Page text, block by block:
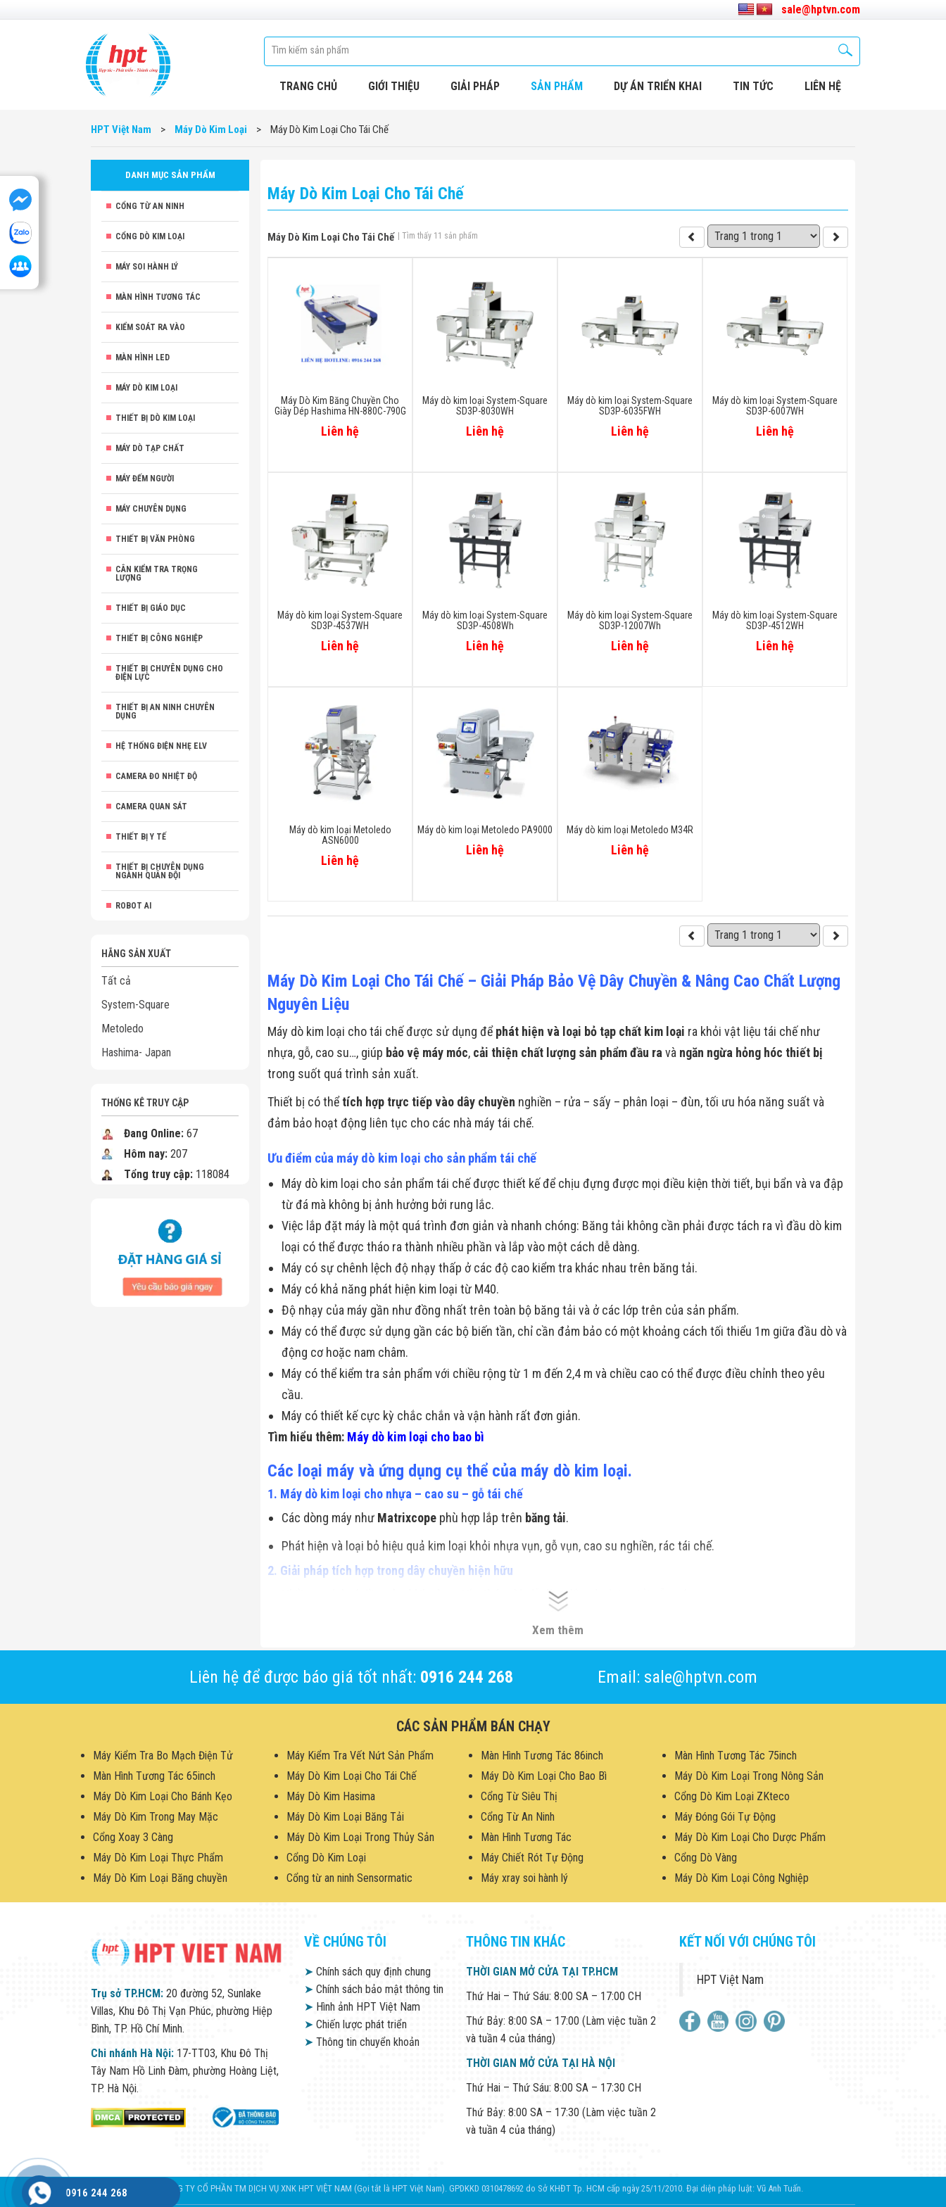
sale@hptvn.com
TRANG CHỦ GIỚI THIỆU GIẢI PHÁP SẢN PHẨM DỰ ÁN TRIỂN KHAI TIN TỨC LIÊN HỆ
HPT Việt Nam > Máy Dò Kim Loại > Máy Dò Kim Loại Cho Tái Chế
DANH MỤC SẢN PHẨM
CỔNG TỪ AN NINH
CỔNG DÒ KIM LOẠI
MÁY SOI HÀNH LÝ
MÀN HÌNH TƯƠNG TÁC
KIỂM SOÁT RA VÀO
MÀN HÌNH LED
MÁY DÒ KIM LOẠI
THIẾT BỊ DÒ KIM LOẠI
MÁY DÒ TẠP CHẤT
MÁY ĐẾM NGƯỜI
MÁY CHUYÊN DỤNG
THIẾT BỊ VĂN PHÒNG
CÂN KIỂM TRA TRỌNG
LƯỢNG
THIẾT BỊ GIÁO DỤC
THIẾT BỊ CÔNG NGHIỆP
THIẾT BỊ CHUYÊN DỤNG CHO
ĐIỆN LỰC
THIẾT BỊ AN NINH CHUYÊN
DỤNG
HỆ THỐNG ĐIỆN NHẸ ELV
CAMERA ĐO NHIỆT ĐỘ
CAMERA QUAN SÁT
THIẾT BỊ Y TẾ
THIẾT BỊ CHUYÊN DỤNG
NGÀNH QUÂN ĐỘI
ROBOT AI
HÃNG SẢN XUẤT
Tất cả
System-Square
Metoledo
Hashima- Japan
THỐNG KÊ TRUY CẬP
Đang Online: 67
Hôm nay: 207
Tổng truy cập: 118084
Máy Dò Kim Loại Cho Tái Chế
Máy Dò Kim Loại Cho Tái Chế | Tìm thấy 11 sản phẩm
Máy Dò Kim Băng Chuyền Cho
Giày Dép Hashima HN-880C-790G
Liên hệ
Máy dò kim loại System-Square
SD3P-8030WH
Liên hệ
Máy dò kim loại System-Square
SD3P-6035FWH
Liên hệ
Máy dò kim loại System-Square
SD3P-6007WH
Liên hệ
Máy dò kim loại System-Square
SD3P-4537WH
Liên hệ
Máy dò kim loại System-Square
SD3P-4508Wh
Liên hệ
Máy dò kim loại System-Square
SD3P-12007Wh
Liên hệ
Máy dò kim loại System-Square
SD3P-4512WH
Liên hệ
Máy dò kim loại Metoledo
ASN6000
Liên hệ
Máy dò kim loại Metoledo PA9000
Liên hệ
Máy dò kim loại Metoledo M34R
Liên hệ
Máy Dò Kim Loại Cho Tái Chế – Giải Pháp Bảo Vệ Dây Chuyền & Nâng Cao Chất Lượng
Nguyên Liệu
Máy dò kim loại cho tái chế được sử dụng đểphát hiện và loại bỏ tạp chất kim loại ra khỏi vật liệu tái chế như
nhựa, gỗ, cao su…, giúp bảo vệ máy móc, cải thiện chất lượng sản phẩm đầu ra và ngăn ngừa hỏng hóc thiết bị
trong suốt quá trình sản xuất.
Thiết bị có thểtích hợp trực tiếp vào dây chuyền nghiền – rửa – sấy – phân loại – đùn, tối ưu hóa năng suất và
đảm bảo hoạt động liên tục cho các nhà máy tái chế.
Ưu điểm của máy dò kim loại cho sản phẩm tái chế
Máy dò kim loại cho sản phẩm tái chế được thiết kế để chịu đựng được mọi điều kiện thời tiết, bụi bẩn và va đập
từ đá mà không bị ảnh hưởng bởi rung lắc.
Việc lắp đặt máy là một quá trình đơn giản và nhanh chóng: Băng tải không cần phải được tách ra vì đầu dò kim
loại có thể được tháo ra thành nhiều phần và lắp vào một cách dễ dàng.
Máy có sự chênh lệch độ nhạy thấp ở các độ cao kiểm tra khác nhau trên băng tải.
Máy có khả năng phát hiện kim loại từ M40.
Độ nhạy của máy gần như đồng nhất trên toàn bộ băng tải và ở các lớp trên của sản phẩm.
Máy có thể được sử dụng gần các bộ biến tần, chỉ cần đảm bảo có một khoảng cách tối thiểu 1m giữa đầu dò và
động cơ hoặc nam châm.
Máy có thể kiểm tra sản phẩm với chiều rộng từ 1 m đến 2,4 m và chiều cao có thể được điều chỉnh theo yêu
cầu.
Máy có thiết kế cực kỳ chắc chắn và vận hành rất đơn giản.
Tìm hiểu thêm: Máy dò kim loại cho bao bì
Các loại máy và ứng dụng cụ thể của máy dò kim loại.
1. Máy dò kim loại cho nhựa – cao su – gỗ tái chế
Các dòng máy như Matrixcope phù hợp lắp trên băng tải.
Phát hiện và loại bỏ hiệu quả kim loại khỏi nhựa vụn, gỗ vụn, cao su nghiền, rác tái chế.
2. Giải pháp tích hợp trong dây chuyền hiện hữu
, dễ dàng lắp vào băng tải sẵn có.
Không cần thay đổi cấu trúc dây chuyền, tiết kiệm chi phí đầu tư và thời gian dừng máy.
Xem thêm
Liên hệ để được báo giá tốt nhất: 0916 244 268 Email: sale@hptvn.com
CÁC SẢN PHẨM BÁN CHẠY
Máy Kiểm Tra Bo Mạch Điện Tử Máy Kiểm Tra Vết Nứt Sản Phẩm Màn Hình Tương Tác 86inch
Màn Hình Tương Tác 75inch
Màn Hình Tương Tác 65inch
Máy Dò Kim Loại Cho Tái Chế Máy Dò Kim Loại Cho Bao Bì
Máy Dò Kim Loại Trong Nông Sản
Máy Dò Kim Loại Cho Bánh Kẹo
Máy Dò Kim Hasima Cổng Từ Siêu Thị
Cổng Dò Kim Loại ZKteco
Máy Dò Kim Trong May Mặc
Máy Dò Kim Loại Băng Tải Cổng Từ An Ninh
Máy Đóng Gói Tự Động
Cổng Xoay 3 Càng
Máy Dò Kim Loại Trong Thủy Sản Màn Hình Tương Tác
Máy Dò Kim Loại Cho Dược Phẩm
Máy Dò Kim Loại Thực Phẩm
Cổng Dò Kim Loại Máy Chiết Rót Tự Động
Cổng Dò Vàng
Máy Dò Kim Loại Băng chuyền
Cổng từ an ninh Sensormatic Máy xray soi hành lý Máy Dò Kim Loại Công Nghiệp
Trụ sở TP.HCM: 20 đường 52, Sunlake
Villas, Khu Đô Thị Vạn Phúc, phường Hiệp
Bình, TP. Hồ Chí Minh.
Chi nhánh Hà Nội: 17-TT03, Khu Đô Thị
Tây Nam Hồ Linh Đàm, phường Hoàng Liệt,
TP. Hà Nội.
VỀ CHÚNG TÔI
➤ Chính sách quy định chung
➤ Chính sách bảo mật thông tin
➤ Hình ảnh HPT Việt Nam
➤ Chiến lược phát triển
➤ Thông tin chuyển khoản
THÔNG TIN KHÁC
THỜI GIAN MỞ CỬA TẠI TP.HCM
Thứ Hai – Thứ Sáu: 8:00 SA – 17:00 CH
Thứ Bảy: 8:00 SA – 17:00 (Làm việc tuần 2
và tuần 4 của tháng)
THỜI GIAN MỞ CỬA TẠI HÀ NỘI
Thứ Hai – Thứ Sáu: 8:00 SA – 17:30 CH
Thứ Bảy: 8:00 SA – 17:30 (Làm việc tuần 2
và tuần 4 của tháng)
KẾT NỐI VỚI CHÚNG TÔI
HPT Việt Nam
CÔNG TY CỔ PHẦN TM DỊCH VỤ XNK HPT VIỆT NAM (Gọi tắt là HPT Việt Nam). GPDKKD 0310478692 do Sở KHĐT Tp. HCM cấp ngày 25/11/2010. Đại diện pháp luật: Vũ Anh Tuấn.
0916 244 268